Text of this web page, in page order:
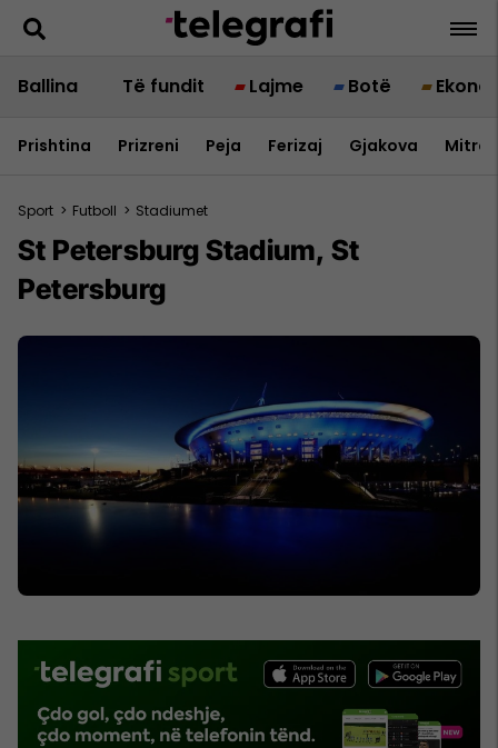
Ballina Të fundit Lajme Botë
Prishtina Prizreni Peja Ferizaj Gjakova
Sport > Futboll > Stadiumet
St Petersburg Stadium, St
Petersburg